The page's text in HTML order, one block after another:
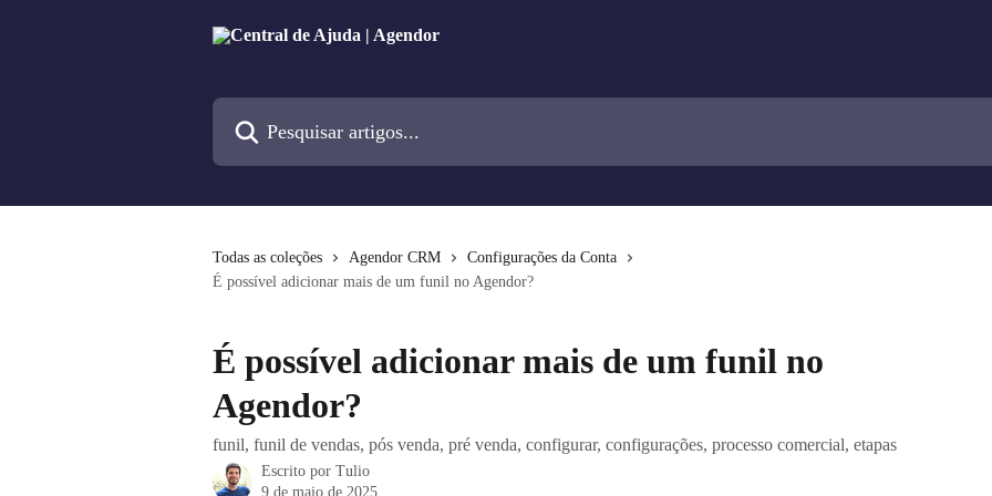
Todas as coleções Agendor CRM
Configurações da Conta
É possível adicionar mais de um funil no Agendor?
É possível adicionar mais de um funil no
Agendor?
funil, funil de vendas, pós venda, pré venda, configurar, configurações, processo comercial, etapas
Escrito por Tulio
9 de maio de 2025